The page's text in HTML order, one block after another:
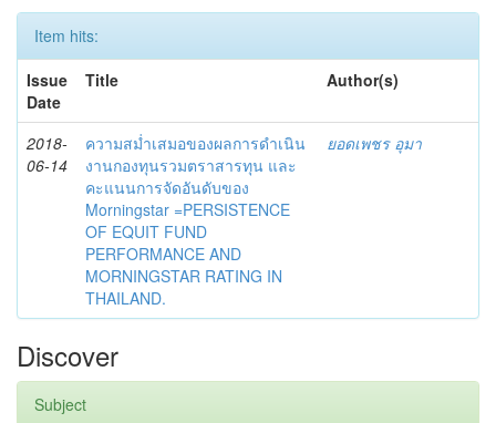
Item hits:
Issue
Date
Title Author(s)
2018-
06-14
ความสม่ำเสมอของผลการดำเนิน
งานกองทุนรวมตราสารทุน และ
คะแนนการจัดอันดับของ
Morningstar =PERSISTENCE
OF EQUIT FUND
PERFORMANCE AND
MORNINGSTAR RATING IN
THAILAND.
ยอดเพชร อุมา
Discover
Subject